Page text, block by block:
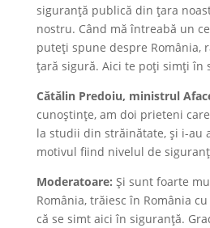
siguranță publică din țara
nostru. Când mă întreabă un
puteți spune despre România,
țară sigură. Aici te poți simți în
Cătălin Predoiu, ministrul
cunoștințe, am doi prieteni
la studii din străinătate, și i-au
motivul fiind nivelul de
Moderatoare: Și sunt foarte
România, trăiesc în România
că se simt aici în siguranță.